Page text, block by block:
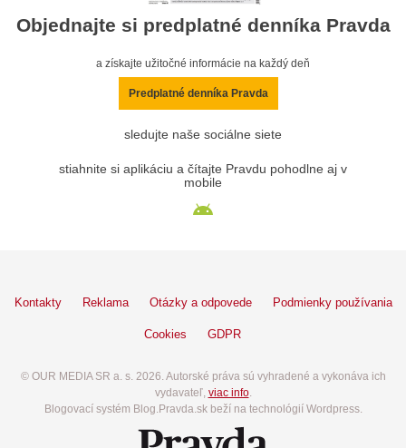
Objednajte si predplatné denníka Pravda
a získajte užitočné informácie na každý deň
Predplatné denníka Pravda
sledujte naše sociálne siete
stiahnite si aplikáciu a čítajte Pravdu pohodlne aj v
mobile
Kontakty Reklama Otázky a odpovede Podmienky používania
Cookies GDPR
© OUR MEDIA SR a. s. 2026. Autorské práva sú vyhradené a vykonáva ich
vydavateľ, viac info.
Blogovací systém Blog.Pravda.sk beží na technológií Wordpress.